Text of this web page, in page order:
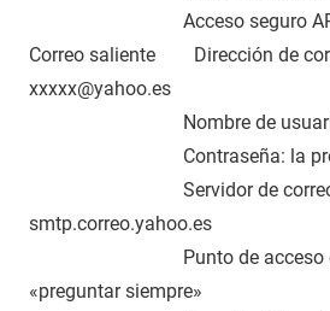
Acceso seguro APOP:
Correo saliente Dirección de
xxxxx@yahoo.es
Nombre de usuario:
Contraseña: la propia
Servidor de correo
smtp.correo.yahoo.es
Punto de acceso en
«preguntar siempre»